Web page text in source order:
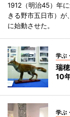
1912（明治45）年
きる野市五日市）
に始動させた。
学ぶ
瑞
10
学ぶ